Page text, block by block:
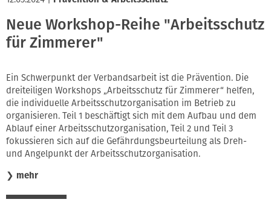
Neue Workshop-Reihe "Arbeitsschutz
für Zimmerer"
Ein Schwerpunkt der Verbandsarbeit ist die Prävention. Die
dreiteiligen Workshops „Arbeitsschutz für Zimmerer“ helfen,
die individuelle Arbeitsschutzorganisation im Betrieb zu
organisieren. Teil 1 beschäftigt sich mit dem Aufbau und dem
Ablauf einer Arbeitsschutzorganisation, Teil 2 und Teil 3
fokussieren sich auf die Gefährdungsbeurteilung als Dreh-
und Angelpunkt der Arbeitsschutzorganisation.
❯ mehr